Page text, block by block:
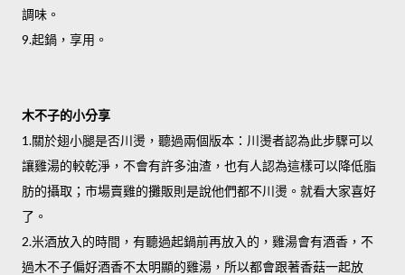
調味。
9.起鍋，享用。
木不子的小分享
1.關於翅小腿是否川燙，聽過兩個版本：川燙者認為此步驟可以
讓雞湯的較乾淨，不會有許多油渣，也有人認為這樣可以降低脂
肪的攝取；市場賣雞的攤販則是說他們都不川燙。就看大家喜好
了。
2.米酒放入的時間，有聽過起鍋前再放入的，雞湯會有酒香，不
過木不子偏好酒香不太明顯的雞湯，所以都會跟著香菇一起放